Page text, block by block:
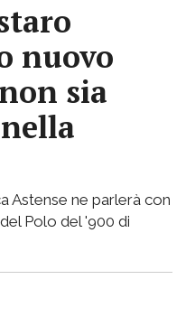
nuovo
sia
Astense ne parlerà con
Polo del '900 di